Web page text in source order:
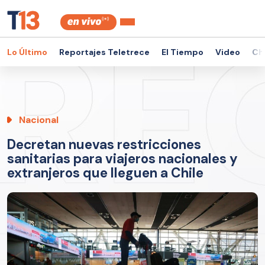
Lo Último Reportajes Teletrece El Tiempo Video
Nacional
Decretan nuevas restricciones
sanitarias para viajeros nacionales y
extranjeros que lleguen a Chile